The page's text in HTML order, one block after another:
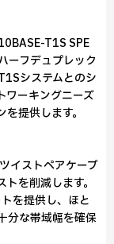
T1S SPE
ーフデュプレック
システムとのシ
ワーキングニーズ
提供します。
イストペアケーブ
を削減します。
を提供し、ほと
分な帯域幅を確保